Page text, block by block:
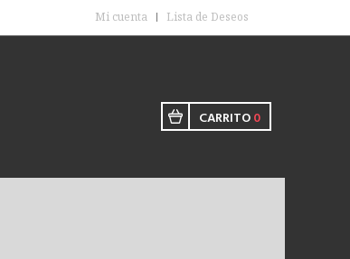
Mi cuenta Lista de Deseos
CARRITO0